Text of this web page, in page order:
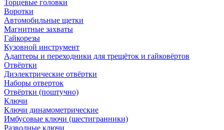
Торцевые головки
Воротки
Автомобильные щетки
Магнитные захваты
Гайкорезы
Кузовной инструмент
Адаптеры и переходники для трещёток и гайковёртов
Отвёртки
Диэлектрические отвёртки
Наборы отверток
Отвёртки (поштучно)
Ключи
Ключи динамометрические
Имбусовые ключи (шестигранники)
Разводные ключи